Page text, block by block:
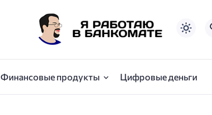
Финансовые продукты Цифровые деньги